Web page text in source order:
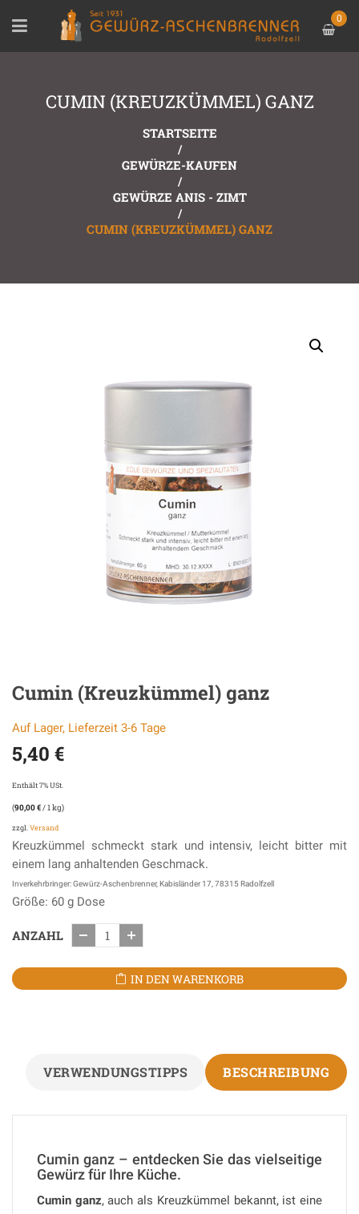
0
CUMIN (KREUZKÜMMEL) GANZ
STARTSEITE
/
GEWÜRZE-KAUFEN
/
GEWÜRZE ANIS - ZIMT
/
CUMIN (KREUZKÜMMEL) GANZ
Cumin (Kreuzkümmel) ganz
Auf Lager, Lieferzeit 3-6 Tage
5,40 €
Enthält 7% USt.
(90,00€/ 1 kg)
zzgl. Versand
Kreuzkümmel schmeckt stark und intensiv, leicht bitter mit
einem lang anhaltenden Geschmack.
Inverkehrbringer: Gewürz-Aschenbrenner, Kabisländer 17, 78315 Radolfzell
Größe: 60 g Dose
ANZAHL
IN DEN WARENKORB
BESCHREIBUNG
VERWENDUNGSTIPPS
Cumin ganz – entdecken Sie das vielseitige
Gewürz für Ihre Küche.
Cumin ganz, auch als Kreuzkümmel bekannt, ist eine